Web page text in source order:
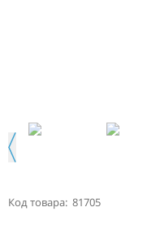
Код товара: 81705